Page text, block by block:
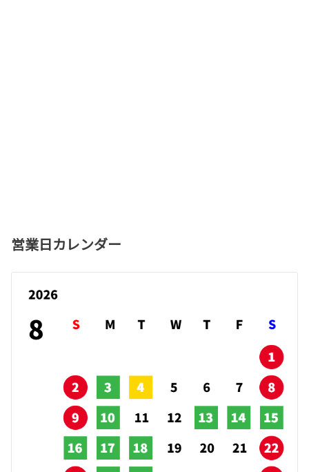
営業日カレンダー